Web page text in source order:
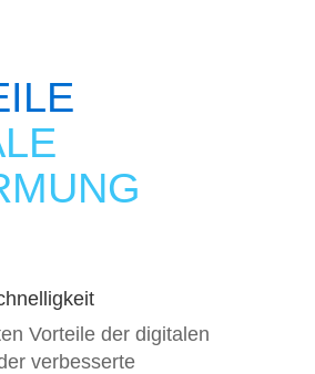
Vorteile der digitalen
verbesserte